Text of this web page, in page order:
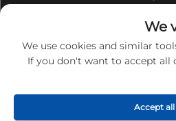
شينتشن، مقاطعة قوانغدونغ، الصين
بانداري تكنولوجي المحدودة.
سياسة الخصوصية
We
We use cookies and similar
If you don't want to accept all
Accept all